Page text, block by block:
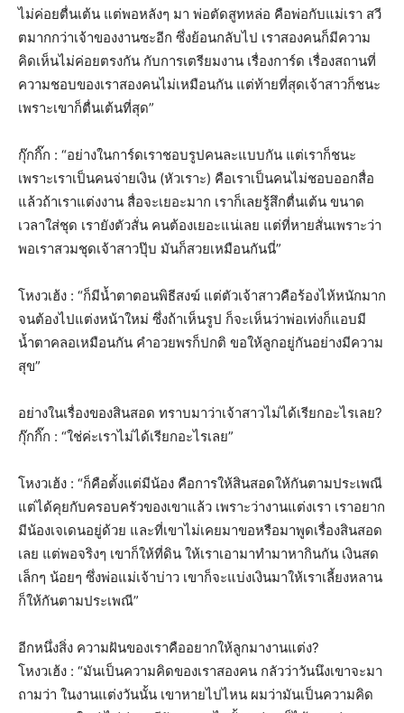
ไม่ค่อยตื่นเต้น แต่พอหลังๆ มา พ่อตัดสูทหล่อ คือพ่อกับแม่เรา สวี
ตมากกว่าเจ้าของงานซะอีก ซึ่งย้อนกลับไป เราสองคนก็มีความ
คิดเห็นไม่ค่อยตรงกัน กับการเตรียมงาน เรื่องการ์ด เรื่องสถานที่
ความชอบของเราสองคนไม่เหมือนกัน แต่ท้ายที่สุดเจ้าสาวก็ชนะ
เพราะเขาก็ตื่นเต้นที่สุด”
กุ๊กกิ๊ก : “อย่างในการ์ดเราชอบรูปคนละแบบกัน แต่เราก็ชนะ
เพราะเราเป็นคนจ่ายเงิน (หัวเราะ) คือเราเป็นคนไม่ชอบออกสื่อ
แล้วถ้าเราแต่งงาน สื่อจะเยอะมาก เราก็เลยรู้สึกตื่นเต้น ขนาด
เวลาใส่ชุด เรายังตัวสั่น คนต้องเยอะแน่เลย แต่ที่หายสั่นเพราะว่า
พอเราสวมชุดเจ้าสาวปุ๊บ มันก็สวยเหมือนกันนี่”
โหงวเฮ้ง : “ก็มีน้ำตาตอนพิธีสงฆ์ แต่ตัวเจ้าสาวคือร้องไห้หนักมาก
จนต้องไปแต่งหน้าใหม่ ซึ่งถ้าเห็นรูป ก็จะเห็นว่าพ่อเท่งก็แอบมี
น้ำตาคลอเหมือนกัน คำอวยพรก็ปกติ ขอให้ลูกอยู่กันอย่างมีความ
สุข”
อย่างในเรื่องของสินสอด ทราบมาว่าเจ้าสาวไม่ได้เรียกอะไรเลย?
กุ๊กกิ๊ก : “ใช่ค่ะเราไม่ได้เรียกอะไรเลย”
โหงวเฮ้ง : “ก็คือตั้งแต่มีน้อง คือการให้สินสอดให้กันตามประเพณี
แต่ได้คุยกับครอบครัวของเขาแล้ว เพราะว่างานแต่งเรา เราอยาก
มีน้องเจเดนอยู่ด้วย และที่เขาไม่เคยมาขอหรือมาพูดเรื่องสินสอด
เลย แต่พอจริงๆ เขาก็ให้ที่ดิน ให้เราเอามาทำมาหากินกัน เงินสด
เล็กๆ น้อยๆ ซึ่งพ่อแม่เจ้าบ่าว เขาก็จะแบ่งเงินมาให้เราเลี้ยงหลาน
ก็ให้กันตามประเพณี”
อีกหนึ่งสิ่ง ความฝันของเราคืออยากให้ลูกมางานแต่ง?
โหงวเฮ้ง : “มันเป็นความคิดของเราสองคน กลัวว่าวันนึงเขาจะมา
ถามว่า ในงานแต่งวันนั้น เขาหายไปไหน ผมว่ามันเป็นความคิด